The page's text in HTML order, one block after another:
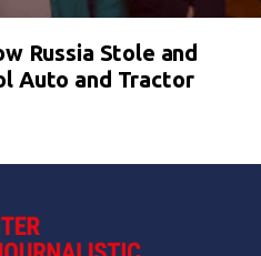
Russia Stole and
Auto and Tractor